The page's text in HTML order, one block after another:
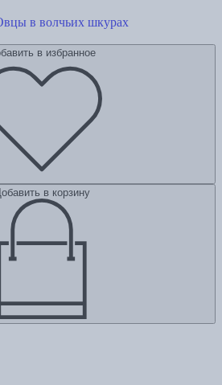
в волчьих шкурах
в избранное
в корзину